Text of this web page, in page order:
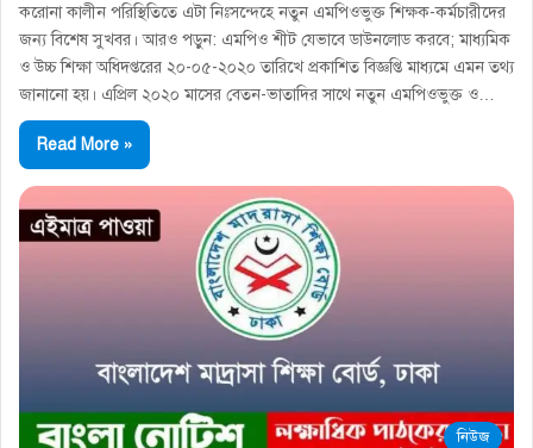
করোনা কালীন পরিস্থিতিতে এটা নিঃসন্দেহে নতুন এমপিওভুক্ত শিক্ষক-কর্মচারীদের
জন্য বিশেষ সুখবর। আরও পড়ুন: এমপিও শীট যেভাবে ডাউনলোড করবে; মাধ্যমিক
ও উচ্চ শিক্ষা অধিদপ্তরের ২০-০৫-২০২০ তারিখে প্রকাশিত বিজ্ঞপ্তি মাধ্যমে এমন তথ্য
জানানো হয়। এপ্রিল ২০২০ মাসের বেতন-ভাতাদির সাথে নতুন এমপিওভুক্ত ও…
Read More »
নিউজ